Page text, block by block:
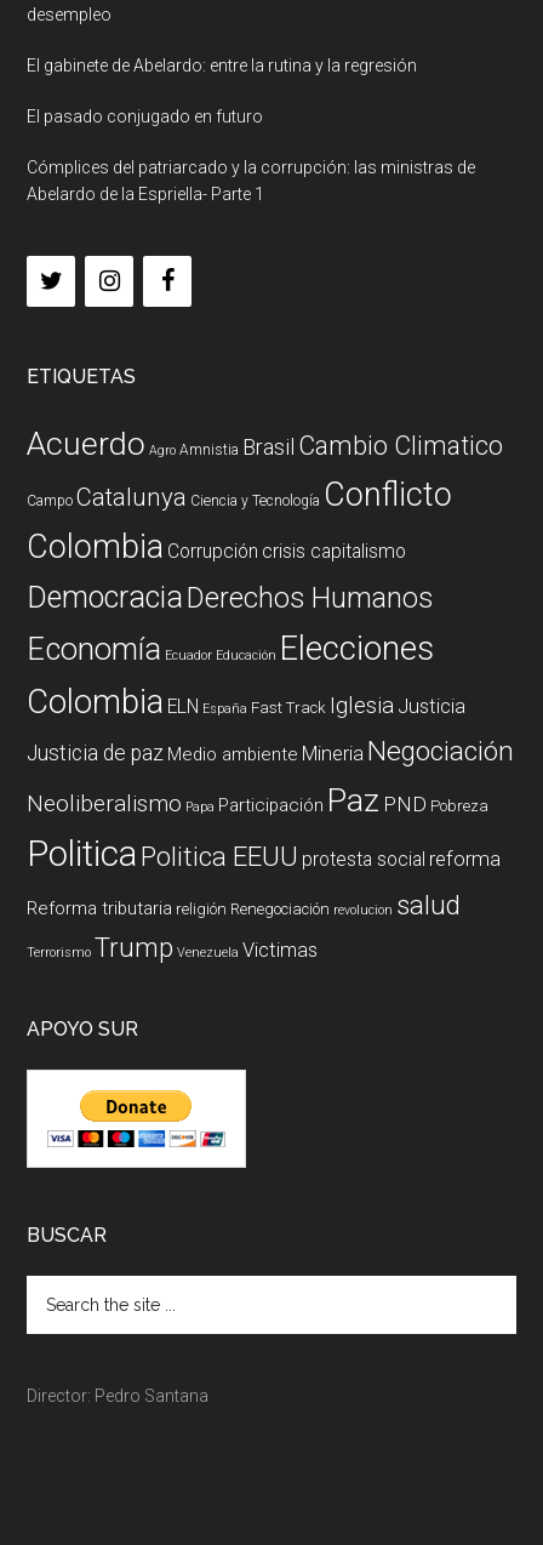
desempleo
El gabinete de Abelardo: entre la rutina y la regresión
El pasado conjugado en futuro
Cómplices del patriarcado y la corrupción: las ministras de
Abelardo de la Espriella- Parte 1
ETIQUETAS
Acuerdo Agro Amnistia Brasil Cambio Climatico
Campo Catalunya Ciencia y Tecnología Conflicto
Colombia Corrupción crisis capitalismo
DemocraciaDerechos Humanos
Economía Ecuador Educación Elecciones
Colombia ELN España Fast Track Iglesia Justicia
Justicia de paz Medio ambiente Mineria Negociación
Neoliberalismo Papa Participación Paz PND Pobreza
PoliticaPolitica EEUU protesta social reforma
Reforma tributaria religión Renegociación revolucion salud
Terrorismo Trump Venezuela Victimas
APOYO SUR
BUSCAR
Director: Pedro Santana